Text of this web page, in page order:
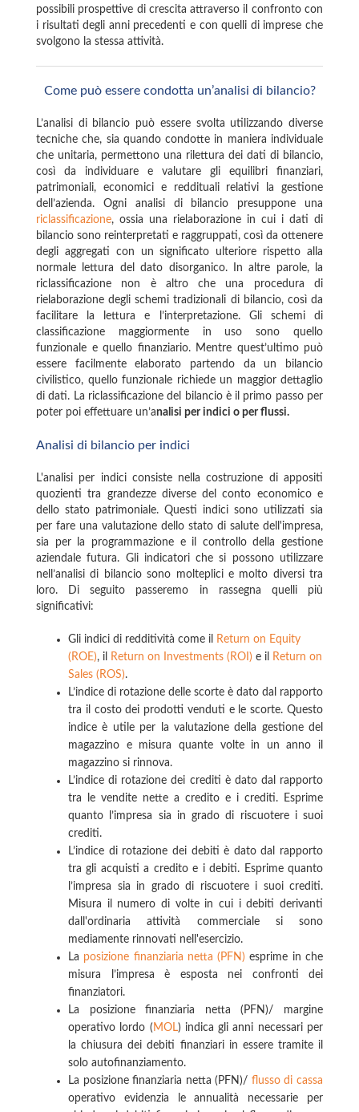
possibili prospettive di crescita attraverso il confronto con
i risultati degli anni precedenti e con quelli di imprese che
svolgono la stessa attività.
Come può essere condotta un’analisi di bilancio?
L’analisi di bilancio può essere svolta utilizzando diverse
tecniche che, sia quando condotte in maniera individuale
che unitaria, permettono una rilettura dei dati di bilancio,
così da individuare e valutare gli equilibri finanziari,
patrimoniali, economici e reddituali relativi la gestione
dell’azienda. Ogni analisi di bilancio presuppone una
riclassificazione, ossia una rielaborazione in cui i dati di
bilancio sono reinterpretati e raggruppati, così da ottenere
degli aggregati con un significato ulteriore rispetto alla
normale lettura del dato disorganico. In altre parole, la
riclassificazione non è altro che una procedura di
rielaborazione degli schemi tradizionali di bilancio, così da
facilitare la lettura e l’interpretazione. Gli schemi di
classificazione maggiormente in uso sono quello
funzionale e quello finanziario. Mentre quest’ultimo può
essere facilmente elaborato partendo da un bilancio
civilistico, quello funzionale richiede un maggior dettaglio
di dati. La riclassificazione del bilancio è il primo passo per
poter poi effettuare un’analisi per indici o per flussi.
Analisi di bilancio per indici
L'analisi per indici consiste nella costruzione di appositi
quozienti tra grandezze diverse del conto economico e
dello stato patrimoniale. Questi indici sono utilizzati sia
per fare una valutazione dello stato di salute dell'impresa,
sia per la programmazione e il controllo della gestione
aziendale futura. Gli indicatori che si possono utilizzare
nell’analisi di bilancio sono molteplici e molto diversi tra
loro. Di seguito passeremo in rassegna quelli più
significativi:
Gli indici di redditività come il
Return on Equity
(ROE), il Return on Investments (ROI) e il
Return on
Sales (ROS).
L’indice di rotazione delle scorte è dato dal rapporto
tra il costo dei prodotti venduti e le scorte. Questo
indice è utile per la valutazione della gestione del
magazzino e misura quante volte in un anno il
magazzino si rinnova.
L’indice di rotazione dei crediti è dato dal rapporto
tra le vendite nette a credito e i crediti. Esprime
quanto l’impresa sia in grado di riscuotere i suoi
crediti.
L’indice di rotazione dei debiti è dato dal rapporto
tra gli acquisti a credito e i debiti. Esprime quanto
l’impresa sia in grado di riscuotere i suoi crediti.
Misura il numero di volte in cui i debiti derivanti
dall'ordinaria attività commerciale si sono
mediamente rinnovati nell'esercizio.
La posizione finanziaria netta (PFN) esprime in che
misura l’impresa è esposta nei confronti dei
finanziatori.
La posizione finanziaria netta (PFN)/ margine
operativo lordo ( MOL) indica gli anni necessari per
la chiusura dei debiti finanziari in essere tramite il
solo autofinanziamento.
La posizione finanziaria netta (PFN)/ flusso di cassa
operativo evidenzia le annualità necessarie per